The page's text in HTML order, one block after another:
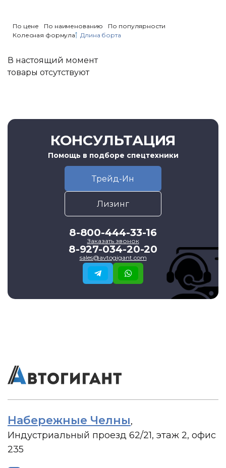
По цене По наименованию
По популярности
Колесная формула
Длина борта
В настоящий момент
товары отсутствуют
КОНСУЛЬТАЦИЯ
Помощь в подборе спецтехники
Трейд-Ин
Лизинг
8-800-444-33-16
Заказать звонок
8-927-034-20-20
sales@avtogigant.com
Набережные Челны,
Индустриальный проезд 62/21, этаж 2, офис
235